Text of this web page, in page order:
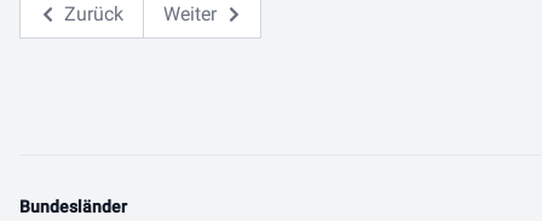
Zurück Weiter
Bundesländer